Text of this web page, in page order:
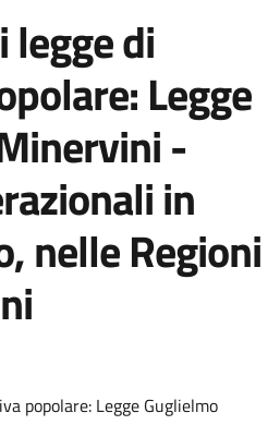
legge di
Legge
-
in
nelle Regioni
popolare: Legge Guglielmo